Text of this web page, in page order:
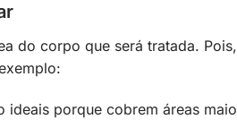
do corpo que será tratada.
porque cobrem áreas